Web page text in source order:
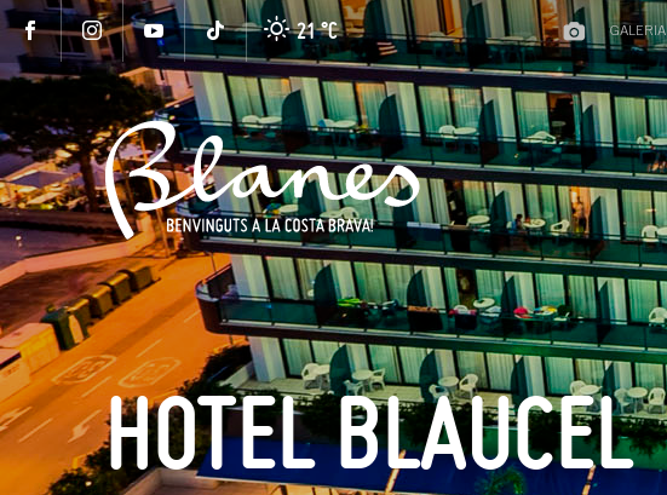
21 °C GALERIA
HOTEL BLAUCEL